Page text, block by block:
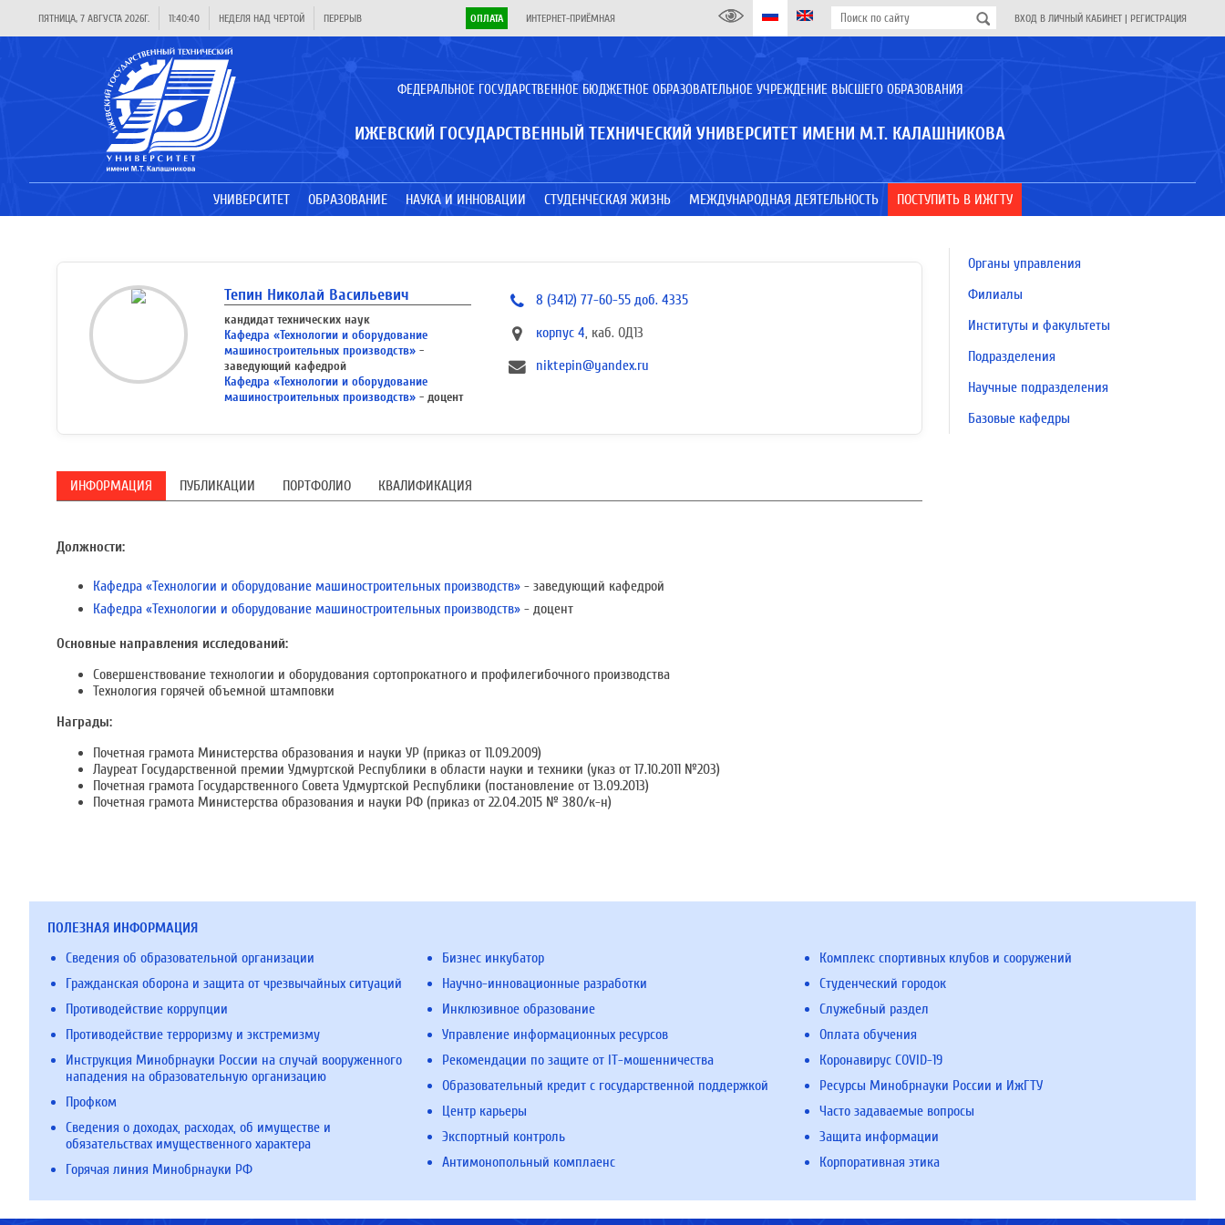
ПЯТНИЦА, 7 АВГУСТА 2026Г. 11:40:41 НЕДЕЛЯ НАД ЧЕРТОЙ ПЕРЕРЫВ ОПЛАТА ИНТЕРНЕТ-ПРИЁМНАЯ ВХОД В ЛИЧНЫЙ КАБИНЕТ | РЕГИСТРАЦИЯ
ФЕДЕРАЛЬНОЕ ГОСУДАРСТВЕННОЕ БЮДЖЕТНОЕ ОБРАЗОВАТЕЛЬНОЕ УЧРЕЖДЕНИЕ ВЫСШЕГО ОБРАЗОВАНИЯ
ИЖЕВСКИЙ ГОСУДАРСТВЕННЫЙ ТЕХНИЧЕСКИЙ УНИВЕРСИТЕТ ИМЕНИ М.Т. КАЛАШНИКОВА
УНИВЕРСИТЕТ ОБРАЗОВАНИЕ НАУКА И ИННОВАЦИИ СТУДЕНЧЕСКАЯ ЖИЗНЬ МЕЖДУНАРОДНАЯ ДЕЯТЕЛЬНОСТЬ ПОСТУПИТЬ В ИЖГТУ
Тепин Николай Васильевич
кандидат технических наук
Кафедра «Технологии и оборудование
машиностроительных производств» -
заведующий кафедрой
Кафедра «Технологии и оборудование
машиностроительных производств» - доцент
8 (3412) 77-60-55 доб. 4335
корпус 4, каб. ОД13
niktepin@yandex.ru
ИНФОРМАЦИЯ ПУБЛИКАЦИИ ПОРТФОЛИО КВАЛИФИКАЦИЯ
Должности:
Кафедра «Технологии и оборудование машиностроительных производств» - заведующий кафедрой
Кафедра «Технологии и оборудование машиностроительных производств» - доцент
Основные направления исследований:
Совершенствование технологии и оборудования сортопрокатного и профилегибочного производства
Технология горячей объемной штамповки
Награды:
Почетная грамота Министерства образования и науки УР (приказ от 11.09.2009)
Лауреат Государственной премии Удмуртской Республики в области науки и техники (указ от 17.10.2011 №203)
Почетная грамота Государственного Совета Удмуртской Республики (постановление от 13.09.2013)
Почетная грамота Министерства образования и науки РФ (приказ от 22.04.2015 № 380/к-н)
Органы управления
Филиалы
Институты и факультеты
Подразделения
Научные подразделения
Базовые кафедры
ПОЛЕЗНАЯ ИНФОРМАЦИЯ
Сведения об образовательной организации
Гражданская оборона и защита от чрезвычайных ситуаций
Противодействие коррупции
Противодействие терроризму и экстремизму
Инструкция Минобрнауки России на случай вооруженного
нападения на образовательную организацию
Профком
Сведения о доходах, расходах, об имуществе и
обязательствах имущественного характера
Горячая линия Минобрнауки РФ
Бизнес инкубатор
Научно-инновационные разработки
Инклюзивное образование
Управление информационных ресурсов
Рекомендации по защите от IT-мошенничества
Образовательный кредит с государственной поддержкой
Центр карьеры
Экспортный контроль
Антимонопольный комплаенс
Комплекс спортивных клубов и сооружений
Студенческий городок
Служебный раздел
Оплата обучения
Коронавирус COVID-19
Ресурсы Минобрнауки России и ИжГТУ
Часто задаваемые вопросы
Защита информации
Корпоративная этика